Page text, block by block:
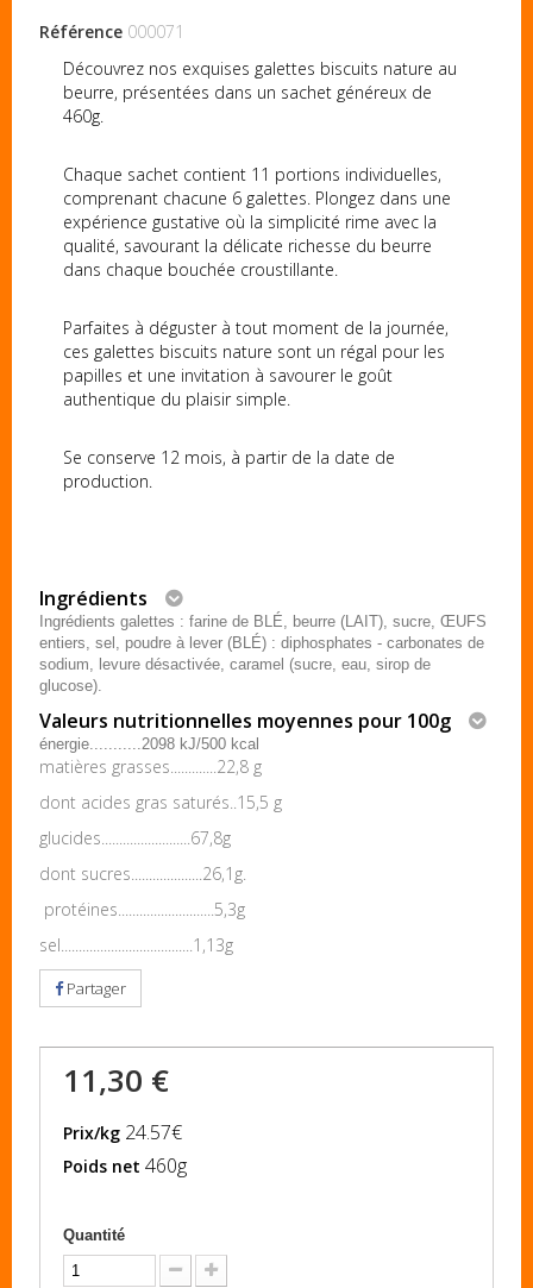
Référence 000071
Découvrez nos exquises galettes biscuits nature au
beurre, présentées dans un sachet généreux de
460g.
Chaque sachet contient 11 portions individuelles,
comprenant chacune 6 galettes. Plongez dans une
expérience gustative où la simplicité rime avec la
qualité, savourant la délicate richesse du beurre
dans chaque bouchée croustillante.
Parfaites à déguster à tout moment de la journée,
ces galettes biscuits nature sont un régal pour les
papilles et une invitation à savourer le goût
authentique du plaisir simple.
Se conserve 12 mois, à partir de la date de
production.
Ingrédients
Ingrédients galettes : farine de BLÉ, beurre (LAIT), sucre, ŒUFS
entiers, sel, poudre à lever (BLÉ) : diphosphates - carbonates de
sodium, levure désactivée, caramel (sucre, eau, sirop de
glucose).
Valeurs nutritionnelles moyennes pour 100g
énergie...........2098 kJ/500 kcal
matières grasses.............22,8 g
dont acides gras saturés..15,5 g
glucides.........................67,8g
dont sucres....................26,1g.
protéines...........................5,3g
sel.....................................1,13g
Partager
11,30 €
Prix/kg 24.57€
Poids net 460g
Quantité